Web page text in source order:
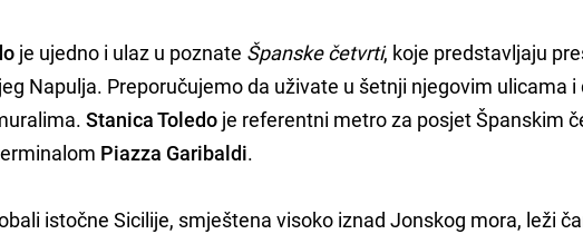
je ujedno i ulaz u poznate Španske četvrti, koje predstavljaju
Napulja. Preporučujemo da uživate u šetnji njegovim ulicama i
Stanica Toledo je referentni metro za posjet Španskim
Piazza Garibaldi.
istočne Sicilije, smještena visoko iznad Jonskog mora, leži